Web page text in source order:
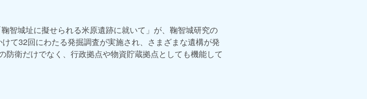
智城址に擬せられる米原遺跡に就いて」が、鞠智城研究の
て32回にわたる発掘調査が実施され、さまざまな遺構が発
防衛だけでなく、行政拠点や物資貯蔵拠点としても機能して